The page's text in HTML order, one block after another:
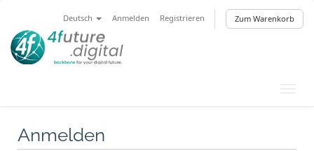
Deutsch Anmelden Registrieren Zum Warenkorb
Anmelden